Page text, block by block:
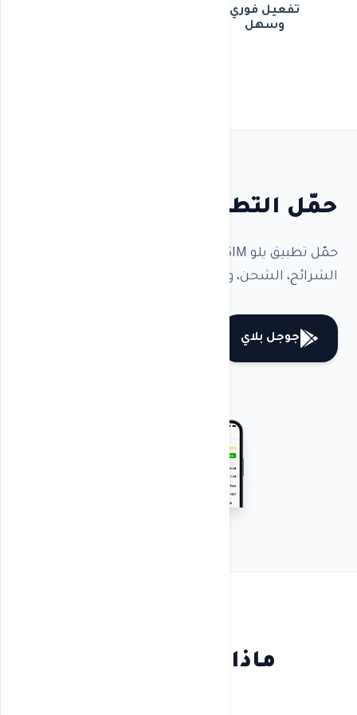
تفعيل فوري
وسهل
حمّل التطبيق
الشرائح، الشحن، والبقاء متصلاً أينما ذهبت.
جوجل بلاي
ماذا يقول عملاؤنا